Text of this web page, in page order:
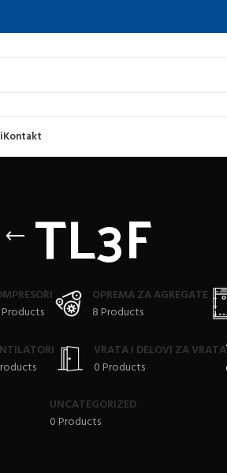
Kontakt
TL3F
OPREMA ZA AGREGATE
8 Products
VRATA I DELOVI ZA VRATA
0 Products
UNCATEGORIZED
0 Products